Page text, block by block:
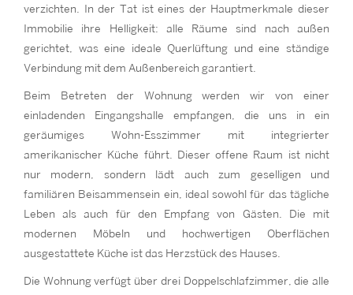
verzichten. In der Tat ist eines der Hauptmerkmale dieser
Immobilie ihre Helligkeit: alle Räume sind nach außen
gerichtet, was eine ideale Querlüftung und eine ständige
Verbindung mit dem Außenbereich garantiert.
Beim Betreten der Wohnung werden wir von einer
einladenden Eingangshalle empfangen, die uns in ein
geräumiges Wohn-Esszimmer mit integrierter
amerikanischer Küche führt. Dieser offene Raum ist nicht
nur modern, sondern lädt auch zum geselligen und
familiären Beisammensein ein, ideal sowohl für das tägliche
Leben als auch für den Empfang von Gästen. Die mit
modernen Möbeln und hochwertigen Oberflächen
ausgestattete Küche ist das Herzstück des Hauses.
Die Wohnung verfügt über drei Doppelschlafzimmer, die alle